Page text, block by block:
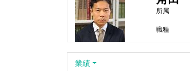
所属
職種
業績